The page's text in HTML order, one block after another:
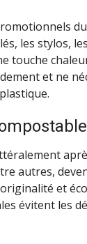
les stylos,
touche
et ne
autres,
et
évitent les